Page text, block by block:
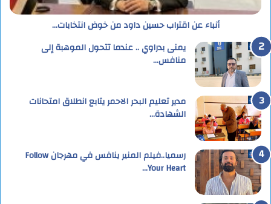
أنباء عن اقتراب حسين داود من خوض انتخابات…
يمنى بدراوي .. عندما تتحول الموهبة إلى
منافس…
مدير تعليم البحر الاحمر يتابع انطلاق امتحانات
الشهادة…
رسميا..فيلم المنير ينافس في مهرجان Follow
Your Heart…